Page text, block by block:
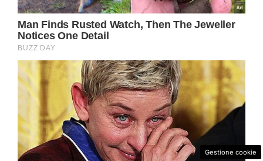
Gestione cookie